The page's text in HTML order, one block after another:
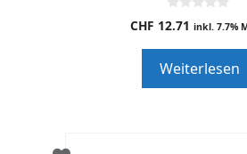
0
o
o
f
5
CHF 12.71 inkl. 7.7%
Weiterlesen